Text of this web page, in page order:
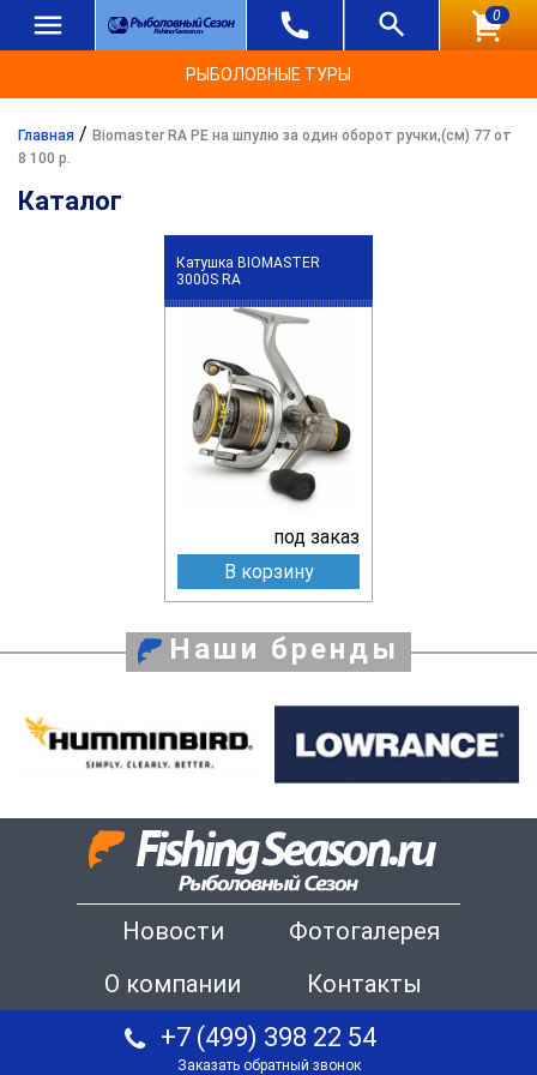
0
РЫБОЛОВНЫЕ ТУРЫ
Главная / Biomaster RA PE на шпулю за один оборот ручки,(см) 77 от
8 100 р.
Каталог
Катушка BIOMASTER
3000S RA
под заказ
В корзину
Наши бренды
Новости
Фотогалерея
О компании
Контакты
+7 (499) 398 22 54
Заказать обратный звонок